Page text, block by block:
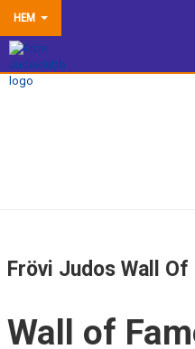
HEM
HEM
KLUBBSHOP
Frövi Judos Wall Of
Wall of